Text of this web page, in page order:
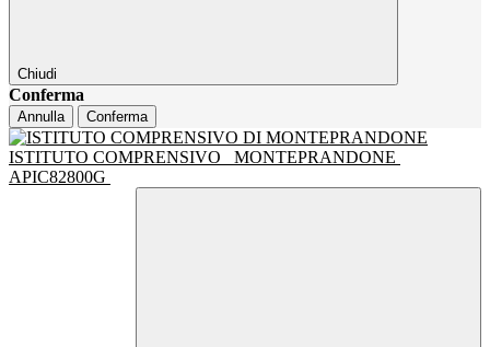
Chiudi
Conferma
Annulla Conferma
ISTITUTO COMPRENSIVO
MONTEPRANDONE
APIC82800G